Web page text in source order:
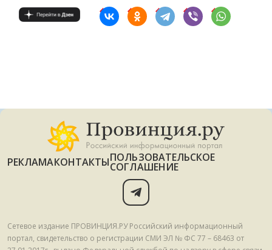
РЕКЛАМАКОНТАКТЫПОЛЬЗОВАТЕЛЬСКОЕ
СОГЛАШЕНИЕ
Сетевое издание ПРОВИНЦИЯ.РУ Российский информационный
портал, свидетельство о регистрации СМИ ЭЛ № ФС 77 – 68463 от